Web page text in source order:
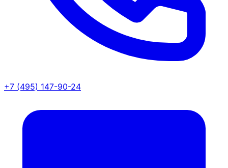
+7 (495) 147-90-24